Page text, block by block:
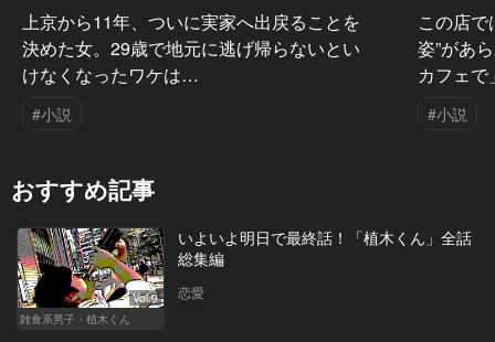
上京から11年、ついに実家へ出戻ることを
決めた女。29歳で地元に逃げ帰らないとい
けなくなったワケは…
#小説
この店で
姿”があ
カフェ
#小説
おすすめ記事
Vol.9
雑食系男子・植木くん
いよいよ明日で最終話！「植木くん」全話
総集編
恋愛